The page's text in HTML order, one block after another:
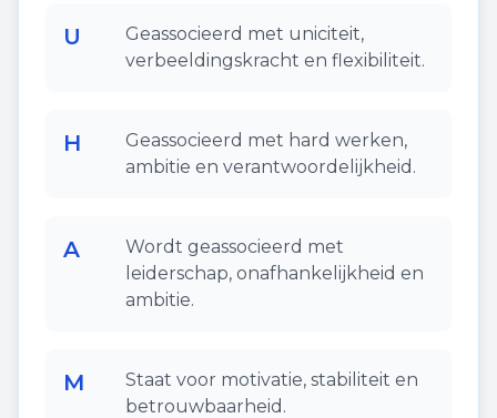
U
Geassocieerd met uniciteit,
verbeeldingskracht en flexibiliteit.
H
Geassocieerd met hard werken,
ambitie en verantwoordelijkheid.
A
Wordt geassocieerd met
leiderschap, onafhankelijkheid en
ambitie.
M
Staat voor motivatie, stabiliteit en
betrouwbaarheid.